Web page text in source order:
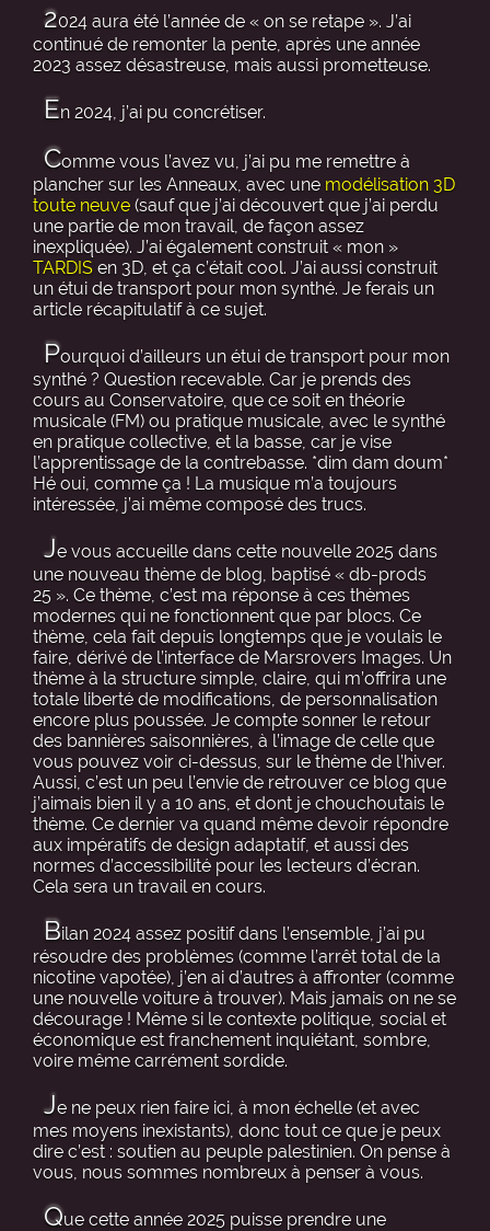
2024 aura été l’année de « on se retape ». J’ai
continué de remonter la pente, après une année
2023 assez désastreuse, mais aussi prometteuse.
En 2024, j’ai pu concrétiser.
Comme vous l’avez vu, j’ai pu me remettre à
plancher sur les Anneaux, avec une modélisation 3D
toute neuve (sauf que j’ai découvert que j’ai perdu
une partie de mon travail, de façon assez
inexpliquée). J’ai également construit « mon »
TARDIS en 3D, et ça c’était cool. J’ai aussi construit
un étui de transport pour mon synthé. Je ferais un
article récapitulatif à ce sujet.
Pourquoi d’ailleurs un étui de transport pour mon
synthé ? Question recevable. Car je prends des
cours au Conservatoire, que ce soit en théorie
musicale (FM) ou pratique musicale, avec le synthé
en pratique collective, et la basse, car je vise
l’apprentissage de la contrebasse. *dim dam doum*
Hé oui, comme ça ! La musique m’a toujours
intéressée, j’ai même composé des trucs.
Je vous accueille dans cette nouvelle 2025 dans
une nouveau thème de blog, baptisé « db-prods
25 ». Ce thème, c’est ma réponse à ces thèmes
modernes qui ne fonctionnent que par blocs. Ce
thème, cela fait depuis longtemps que je voulais le
faire, dérivé de l’interface de Marsrovers Images. Un
thème à la structure simple, claire, qui m’offrira une
totale liberté de modifications, de personnalisation
encore plus poussée. Je compte sonner le retour
des bannières saisonnières, à l’image de celle que
vous pouvez voir ci-dessus, sur le thème de l’hiver.
Aussi, c’est un peu l’envie de retrouver ce blog que
j’aimais bien il y a 10 ans, et dont je chouchoutais le
thème. Ce dernier va quand même devoir répondre
aux impératifs de design adaptatif, et aussi des
normes d’accessibilité pour les lecteurs d’écran.
Cela sera un travail en cours.
Bilan 2024 assez positif dans l’ensemble, j’ai pu
résoudre des problèmes (comme l’arrêt total de la
nicotine vapotée), j’en ai d’autres à affronter (comme
une nouvelle voiture à trouver). Mais jamais on ne se
décourage ! Même si le contexte politique, social et
économique est franchement inquiétant, sombre,
voire même carrément sordide.
Je ne peux rien faire ici, à mon échelle (et avec
mes moyens inexistants), donc tout ce que je peux
dire c’est : soutien au peuple palestinien. On pense à
vous, nous sommes nombreux à penser à vous.
Que cette année 2025 puisse prendre une